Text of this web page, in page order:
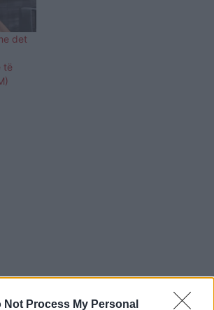
Not Process My Personal
det
të